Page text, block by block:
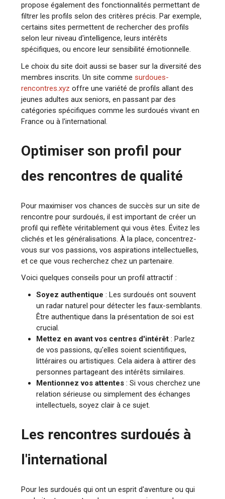
propose également des fonctionnalités permettant de
filtrer les profils selon des critères précis. Par exemple,
certains sites permettent de rechercher des profils
selon leur niveau d'intelligence, leurs intérêts
spécifiques, ou encore leur sensibilité émotionnelle.
Le choix du site doit aussi se baser sur la diversité des
membres inscrits. Un site commesurdoues-
rencontres.xyz offre une variété de profils allant des
jeunes adultes aux seniors, en passant par des
catégories spécifiques comme les surdoués vivant en
France ou à l'international.
Optimiser son profil pour
des rencontres de qualité
Pour maximiser vos chances de succès sur un site de
rencontre pour surdoués, il est important de créer un
profil qui reflète véritablement qui vous êtes. Évitez les
clichés et les généralisations. À la place, concentrez-
vous sur vos passions, vos aspirations intellectuelles,
et ce que vous recherchez chez un partenaire.
Voici quelques conseils pour un profil attractif :
Soyez authentique : Les surdoués ont souvent
un radar naturel pour détecter les faux-semblants.
Être authentique dans la présentation de soi est
crucial.
Mettez en avant vos centres d'intérêt : Parlez
de vos passions, qu'elles soient scientifiques,
littéraires ou artistiques. Cela aidera à attirer des
personnes partageant des intérêts similaires.
Mentionnez vos attentes : Si vous cherchez une
relation sérieuse ou simplement des échanges
intellectuels, soyez clair à ce sujet.
Les rencontres surdoués à
l'international
Pour les surdoués qui ont un esprit d'aventure ou qui